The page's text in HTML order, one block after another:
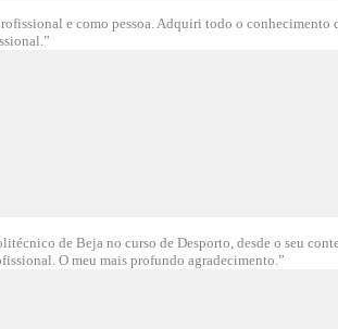
e como pessoa. Adquiri todo o conhecimento
de Beja no curso de Desporto, desde o seu
O meu mais profundo agradecimento.”